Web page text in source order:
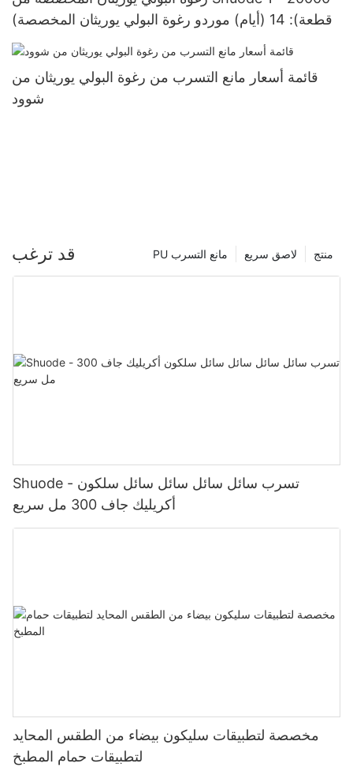
(قطعة): 14 (أيام) موردو رغوة البولي يوريثان المخصصة
قائمة أسعار مانع التسرب من رغوة البولي يوريثان من
شوود
قد ترغب منتج لاصق سريع PU مانع التسرب
Shuode - تسرب سائل سائل سائل سائل سلكون
أكريليك جاف 300 مل سريع
مخصصة لتطبيقات سليكون بيضاء من الطقس المحايد
لتطبيقات حمام المطبخ